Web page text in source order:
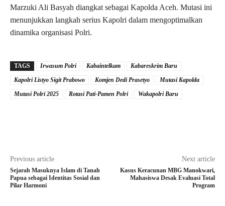
Marzuki Ali Basyah diangkat sebagai Kapolda Aceh. Mutasi ini
menunjukkan langkah serius Kapolri dalam mengoptimalkan
dinamika organisasi Polri.
TAGS Irwasum Polri Kabaintelkam
Kabareskrim Baru
Kapolri Listyo Sigit Prabowo
Komjen Dedi Prasetyo
Mutasi Kapolda
Mutasi Polri 2025
Rotasi Pati-Pamen Polri Wakapolri Baru
Previous article
Sejarah Masuknya Islam di Tanah
Papua sebagai Identitas Sosial dan
Pilar Harmoni
Next article
Kasus Keracunan MBG Manokwari,
Mahasiswa Desak Evaluasi Total
Program